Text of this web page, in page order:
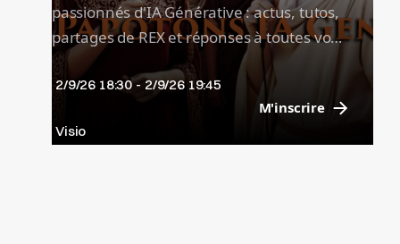
passionnés d'IA Générative : actus, tutos,
partages de REX et réponses à toutes vos
questions. Animé par nos experts Marjory
Canonne et Yann Carbonne.
2/9/26 18:30 - 2/9/26 19:45
Visio
M'inscrire